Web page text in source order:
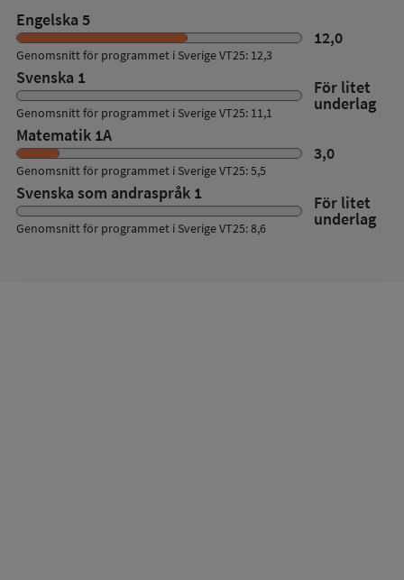
prov
Engelska 5
12,0
Genomsnitt för programmet i Sverige VT25: 12,3
Svenska 1 För litet
underlag
Genomsnitt för programmet i Sverige VT25: 11,1
Matematik 1A
3,0
Genomsnitt för programmet i Sverige VT25: 5,5
Svenska som andraspråk 1 För litet
underlag
Genomsnitt för programmet i Sverige VT25: 8,6